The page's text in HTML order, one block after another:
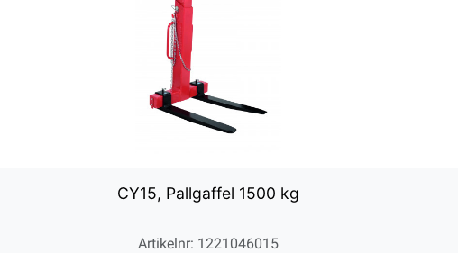
CY15, Pallgaffel 1500 kg
Artikelnr: 1221046015